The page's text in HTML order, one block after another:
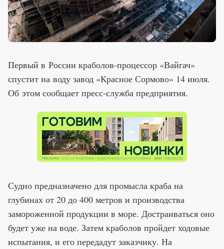
Первый в России краболов-процессор «Вайгач»
спустит на воду завод «Красное Сормово» 14 июля.
Об этом сообщает пресс-служба предприятия.
Судно предназначено для промысла краба на
глубинах от 20 до 400 метров и производства
замороженной продукции в море. Достраиваться оно
будет уже на воде. Затем краболов пройдет ходовые
испытания, и его передадут заказчику. На